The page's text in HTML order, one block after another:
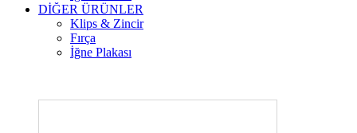
DİĞER ÜRÜNLER
Klips & Zincir
Fırça
İğne Plakası